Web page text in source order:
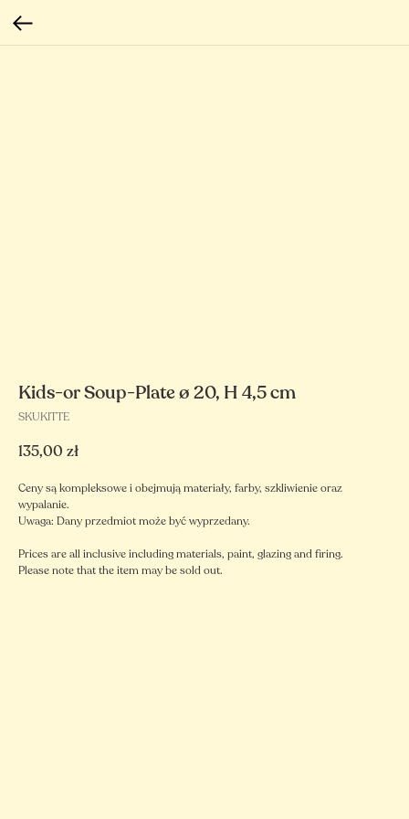
Kids-or Soup-Plate ø 20, H 4,5 cm
SKUKITTE
135,00 zł
Ceny są kompleksowe i obejmują materiały, farby, szkliwienie oraz
wypalanie.
Uwaga: Dany przedmiot może być wyprzedany.
Prices are all inclusive including materials, paint, glazing and firing.
Please note that the item may be sold out.